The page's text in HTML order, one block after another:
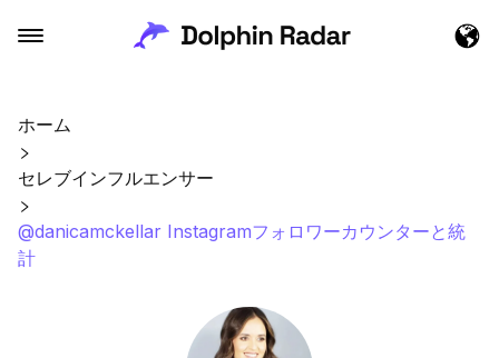
ホーム
セレブインフルエンサー
@danicamckellar Instagramフォロワーカウンターと統
計